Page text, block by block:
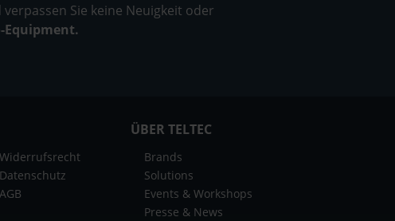
verpassen Sie keine Neuigkeit oder
Equipment.
Widerrufsrecht
Datenschutz
AGB
ÜBER TELTEC
Brands
Solutions
Events & Workshops
Presse & News